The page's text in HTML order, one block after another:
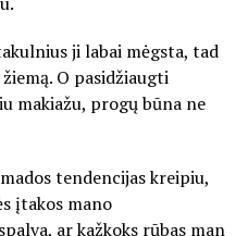
ji labai mėgsta, tad
O pasidžiaugti
makiažu, progų būna ne
tendencijas kreipiu,
įtakos mano
ar kažkoks rūbas man